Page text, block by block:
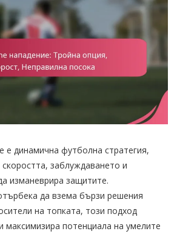
е динамична футболна стратегия,
заблуждаването и
изманеврира защитите.
да взема бързи решения
на топката, този подход
максимизира потенциала на умелите